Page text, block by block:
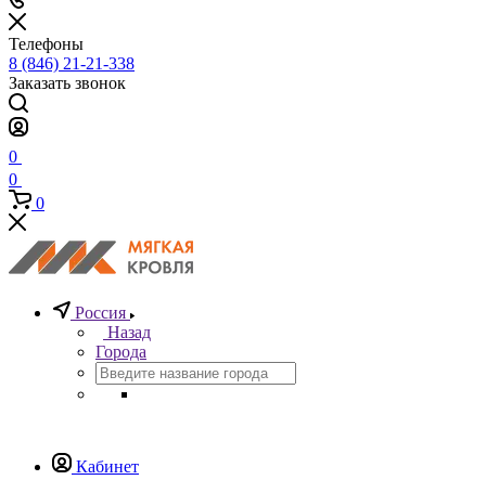
Телефоны
8 (846) 21-21-338
Заказать звонок
0
0
0
Россия
Назад
Города
Кабинет